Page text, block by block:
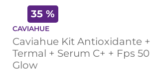
35 %
CAVIAHUE
Caviahue Kit Antioxidante
Termal + Serum C+ + Fps
Glow